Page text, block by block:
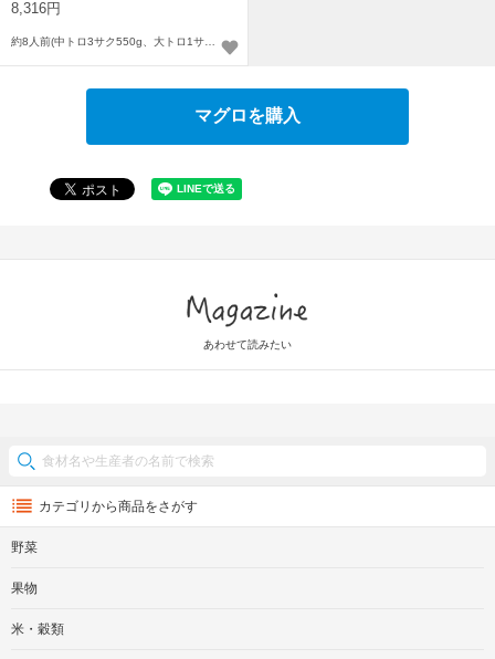
8,316円
マグロを購入
あわせて読みたい
カテゴリから商品をさがす
野菜
果物
米・穀類